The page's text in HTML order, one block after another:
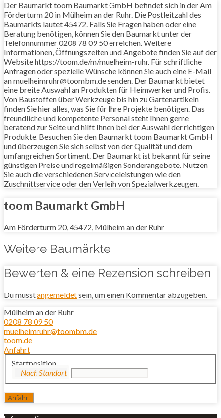
Der Baumarkt toom Baumarkt GmbH befindet sich in der Am
Förderturm 20 in Mülheim an der Ruhr. Die Postleitzahl des
Baumarkts lautet 45472. Falls Sie Fragen haben oder eine
Beratung benötigen, können Sie den Baumarkt unter der
Telefonnummer 0208 78 09 50 erreichen. Weitere
Informationen, Öffnungszeiten und Angebote finden Sie auf der
Website https://toom.de/m/muelheim-ruhr. Für schriftliche
Anfragen oder spezielle Wünsche können Sie auch eine E-Mail
an muelheimruhr@toombm.de senden. Der Baumarkt bietet
eine breite Auswahl an Produkten für Heimwerker und Profis.
Von Baustoffen über Werkzeuge bis hin zu Gartenartikeln
finden Sie hier alles, was Sie für Ihre Projekte benötigen. Das
freundliche und kompetente Personal steht Ihnen gerne
beratend zur Seite und hilft Ihnen bei der Auswahl der richtigen
Produkte. Besuchen Sie den Baumarkt toom Baumarkt GmbH
und überzeugen Sie sich selbst von der Qualität und dem
umfangreichen Sortiment. Der Baumarkt ist bekannt für seine
günstigen Preise und regelmäßigen Sonderangebote. Nutzen
Sie auch die verschiedenen Serviceleistungen wie den
Zuschnittservice oder den Verleih von Spezialwerkzeugen.
toom Baumarkt GmbH
Am Förderturm 20, 45472, Mülheim an der Ruhr
Weitere Baumärkte
Bewerten & eine Rezension schreiben
Du musstangemeldetsein, um einen Kommentar abzugeben.
Mülheim an der Ruhr
0208 78 09 50
muelheimruhr@toombm.de
toom.de
Anfahrt
Startposition